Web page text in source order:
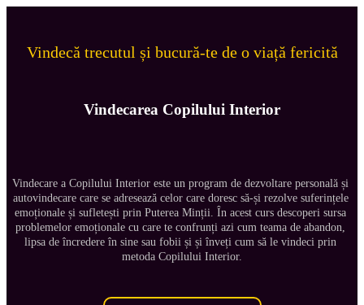
Vindecă trecutul și bucură-te de o viață fericită
Vindecarea Copilului Interior
Vindecare a Copilului Interior este un program de dezvoltare personală și
autovindecare care se adresează celor care doresc să-și rezolve suferințele
emoționale și sufletești prin Puterea Minții. În acest curs descoperi sursa
problemelor emoționale cu care te confrunți azi cum teama de abandon,
lipsa de încredere în sine sau fobii și și înveți cum să le vindeci prin
metoda Copilului Interior.